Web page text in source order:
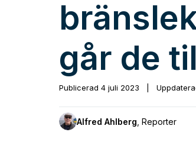
går de
Publicerad 4 juli 2023
Alfred Ahlberg Reporter